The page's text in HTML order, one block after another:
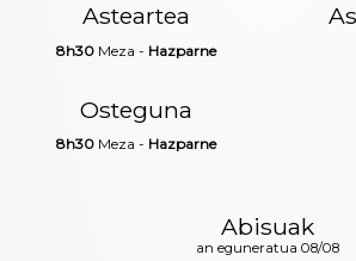
Asteartea
8h30 Meza - Hazparne
Osteguna
8h30 Meza - Hazparne
Abisuak
an eguneratua 08/08